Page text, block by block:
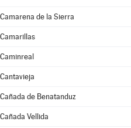
Camarena de la Sierra
Camarillas
Caminreal
Cantavieja
Cañada de Benatanduz
Cañada Vellida